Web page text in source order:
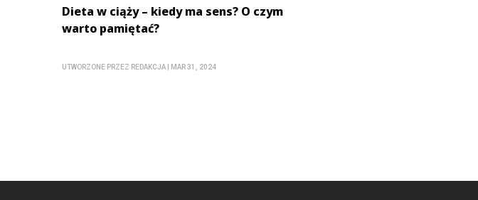
Dieta w ciąży – kiedy ma sens? O czym
warto pamiętać?
UTWORZONE PRZEZ REDAKCJA MAR 31, 2024